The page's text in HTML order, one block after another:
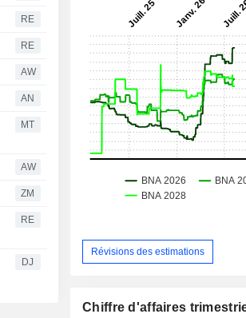
RE
RE
AW
AN
MT
AW
ZM
RE
DJ
Révisions des estimations
Chiffre d'affaires